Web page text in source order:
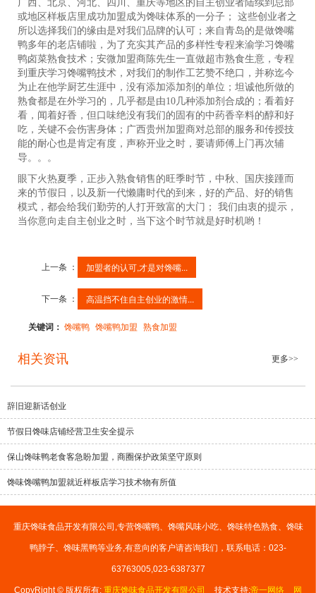
广西、北京、河北、四川、重庆等地区的自主创业者陆续到总部
或地区样板店里成功加盟成为馋味体系的一分子； 这些创业者之
所以选择我们的缘由是对我们品牌的认可；来自青岛的是做馋嘴
鸭多年的老店铺啦，为了充实其产品的多样性专程来渝学习馋嘴
鸭卤菜熟食技术；安微加盟商陈先生一直做超市熟食生意，专程
到重庆学习馋嘴鸭技术，对我们的制作工艺赞不绝口，并称迄今
为止在他学厨艺生涯中，没有添加添加剂的单位；坦诚他所做的
熟食都是在外学习的，几乎都是由10几种添加剂合成的；看着好
看，闻着好香，但口味绝没有我们的固有的中药香辛料的醇和好
吃，关键不会伤害身体；广西贵州加盟商对总部的服务和传授技
能的耐心也是肯定有度，声称开业之时，要请师傅上门再次辅
导。。。
眼下火热夏季，正步入熟食销售的旺季时节，中秋、国庆接踵而
来的节假日，以及新一代懒庸时代的到来，好的产品、好的销售
模式，都会给我们勤劳的人打开致富的大门； 我们由衷的提示，
当你意向走自主创业之时，当下这个时节就是好时机哟！
上一条 ： 加盟者的认可,才是对馋嘴...
下一条 ： 高温挡不住自主创业的激情...
关键词： 馋嘴鸭 馋嘴鸭加盟 熟食加盟
相关资讯 更多>>
辞旧迎新话创业
节假日馋味店铺经营卫生安全提示
保山馋味鸭老食客急盼加盟，商圈保护政策坚守原则
馋味馋嘴鸭加盟就近样板店学习技术物有所值
重庆馋味食品开发有限公司,专营馋嘴鸭、馋嘴风味小吃、馋味特色熟食、馋味
鸭脖子、馋味黑鸭等业务,有意向的客户请咨询我们，联系电话：023-
63763005,023-6387377
CopyRight © 版权所有: 重庆馋味食品开发有限公司 技术支持:帝一网络 网